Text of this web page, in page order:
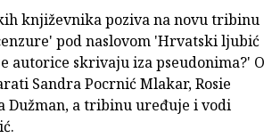
književnika poziva na novu tribinu
pod naslovom 'Hrvatski ljubić
autorice skrivaju iza pseudonima?' O
Sandra Pocrnić Mlakar, Rosie
Dužman, a tribinu uređuje i vodi